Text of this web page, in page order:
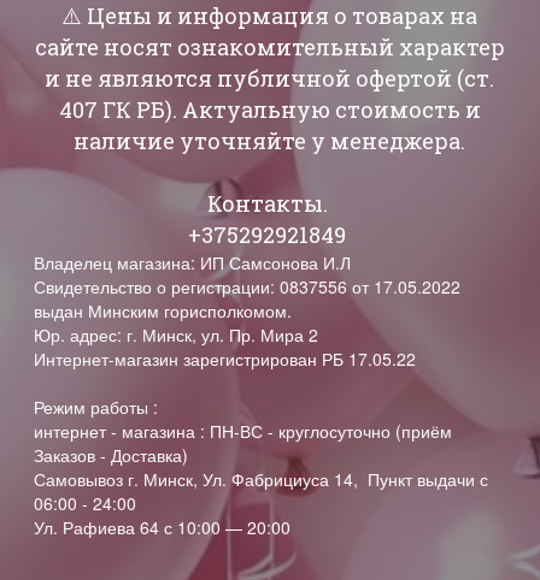
⚠️ Цены и информация о товарах на
сайте носят ознакомительный характер
и не являются публичной офертой (ст.
407 ГК РБ). Актуальную стоимость и
наличие уточняйте у менеджера.
Контакты.
+375292921849
Владелец магазина: ИП Самсонова И.Л
Свидетельство о регистрации: 0837556 от 17.05.2022
выдан Минским горисполкомом.
Юр. адрес: г. Минск, ул. Пр. Мира 2
Интернет-магазин зарегистрирован РБ 17.05.22
Режим работы :
интернет - магазина : ПН-ВС - круглосуточно (приём
Заказов - Доставка)
Самовывоз г. Минск, Ул. Фабрициуса 14, Пункт выдачи с
06:00 - 24:00
Ул. Рафиева 64 с 10:00 — 20:00